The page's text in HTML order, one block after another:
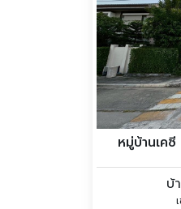
หมู่บ้านเค
บ้